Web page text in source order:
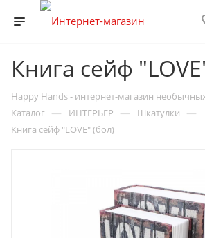
Книга сейф
Happy Hands - интернет-магазин
Каталог — ИНТЕРЬЕР — Шкатулки —
Книга сейф "LOVE" (бол)